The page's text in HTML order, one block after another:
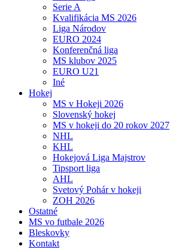
Serie A
Kvalifikácia MS 2026
Liga Národov
EURO 2024
Konferenčná liga
MS klubov 2025
EURO U21
Iné
Hokej
MS v Hokeji 2026
Slovenský hokej
MS v hokeji do 20 rokov 2027
NHL
KHL
Hokejová Liga Majstrov
Tipsport liga
AHL
Svetový Pohár v hokeji
ZOH 2026
Ostatné
MS vo futbale 2026
Bleskovky
Kontakt